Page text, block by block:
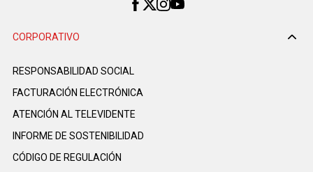
CORPORATIVO
RESPONSABILIDAD SOCIAL
FACTURACIÓN ELECTRÓNICA
ATENCIÓN AL TELEVIDENTE
INFORME DE SOSTENIBILIDAD
CÓDIGO DE REGULACIÓN